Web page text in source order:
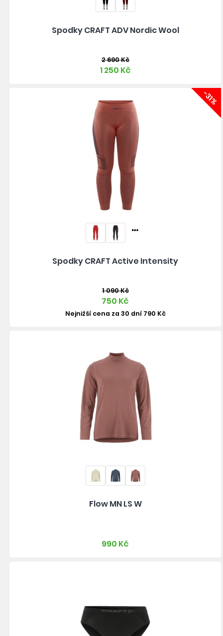
Spodky CRAFT ADV Nordic Wool
2 690 Kč
1 250 Kč
-31%
Spodky CRAFT Active Intensity
1 090 Kč
750 Kč
Nejnižší cena za 30 dní 790 Kč
Flow MN LS W
990 Kč